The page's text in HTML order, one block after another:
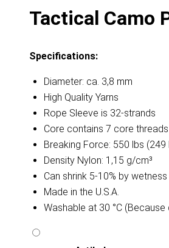
Tactical Camo
Specifications:
Diameter: ca. 3,8 mm
High Quality Yarns
Rope Sleeve is 32-strands
Core contains 7 core threads
Breaking Force: 550 lbs (249
Density Nylon: 1,15 g/cm³
Can shrink 5-10% by wetness
Made in the U.S.A.
Washable at 30 °C